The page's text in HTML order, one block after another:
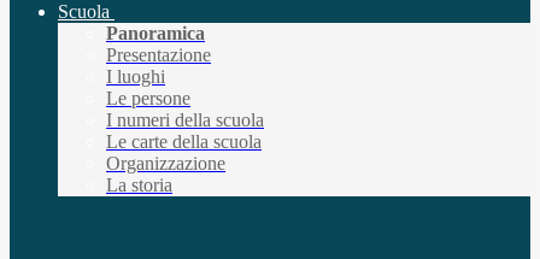
Scuola
Panoramica
Presentazione
I luoghi
Le persone
I numeri della scuola
Le carte della scuola
Organizzazione
La storia